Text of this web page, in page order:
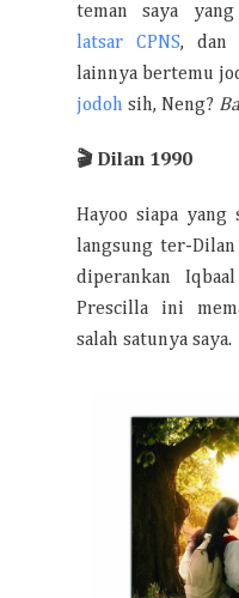
teman saya
latsar CPNS, dan
lainnya bertemu
jodoh sih, Neng?
🎬 Dilan 1990
Hayoo siapa
langsung ter-
diperankan
Prescilla ini
salah satunya saya.